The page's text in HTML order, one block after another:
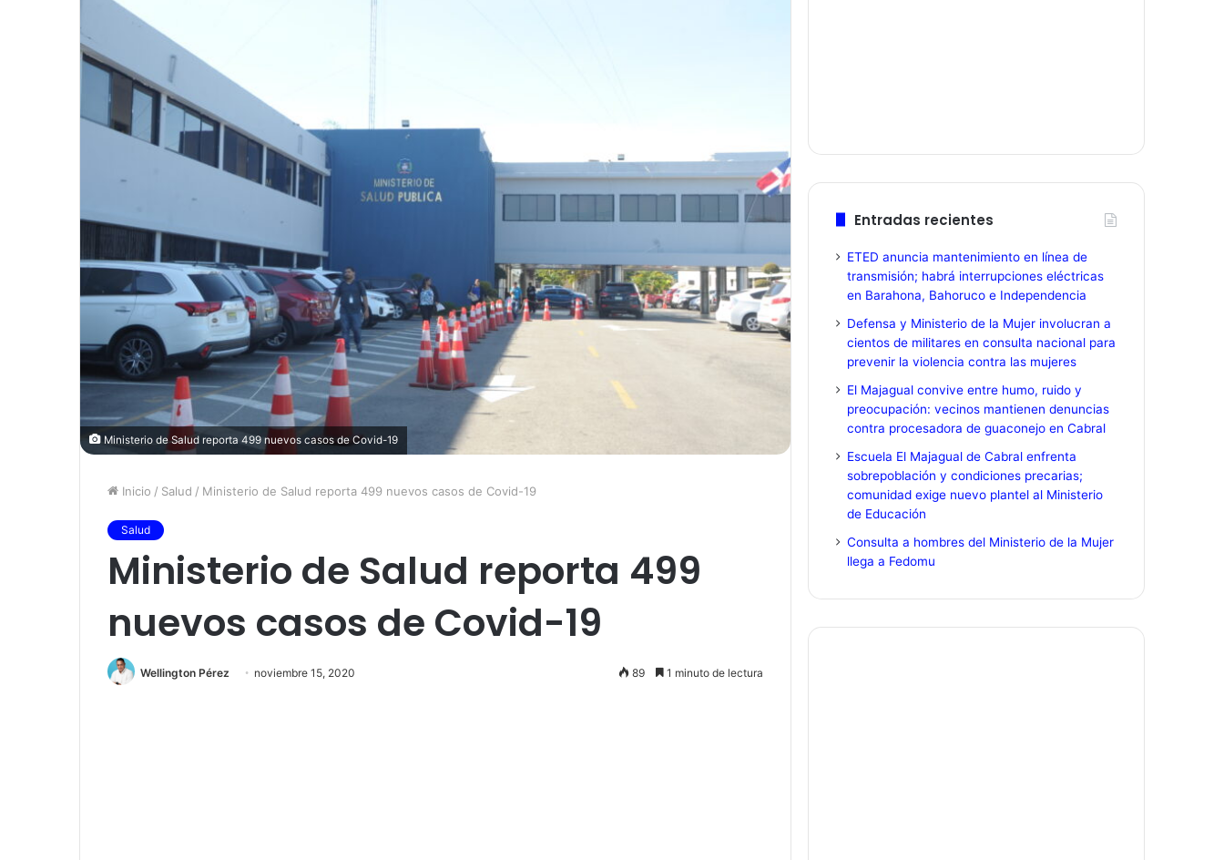
Ministerio de Salud reporta 499 nuevos casos de Covid-19
Inicio / Salud / Ministerio de Salud reporta 499 nuevos casos de Covid-19
Salud
Ministerio de Salud reporta 499
nuevos casos de Covid-19
Wellington Pérez noviembre 15, 2020 89 1 minuto de lectura
Entradas recientes
ETED anuncia mantenimiento en línea de
transmisión; habrá interrupciones eléctricas
en Barahona, Bahoruco e Independencia
Defensa y Ministerio de la Mujer involucran a
cientos de militares en consulta nacional para
prevenir la violencia contra las mujeres
El Majagual convive entre humo, ruido y
preocupación: vecinos mantienen denuncias
contra procesadora de guaconejo en Cabral
Escuela El Majagual de Cabral enfrenta
sobrepoblación y condiciones precarias;
comunidad exige nuevo plantel al Ministerio
de Educación
Consulta a hombres del Ministerio de la Mujer
llega a Fedomu